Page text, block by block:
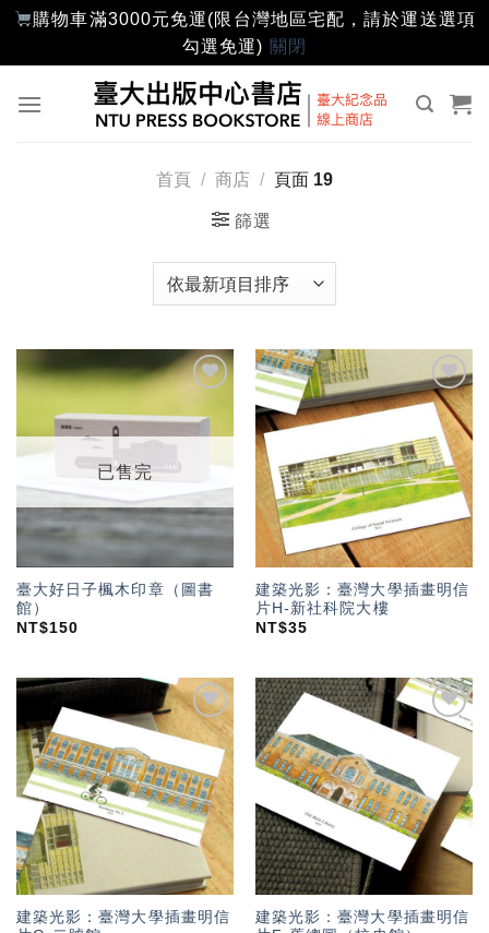
購物車滿3000元免運(限台灣地區宅配，請於運送選項
勾選免運) 關閉
首頁 / 商店 / 頁面 19
篩選
「願
望輕
已售完
臺大好日子楓木印章（圖書
館）
NT$150
加入
「願
望輕
單」
建築光影：臺灣大學插畫明信
片H-新社科院大樓
NT$35
加入
「願
望輕
單」
建築光影：臺灣大學插畫明信
加入
「願
望輕
單」
建築光影：臺灣大學插畫明信